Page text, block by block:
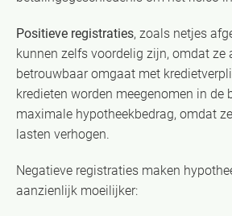
Positieve registraties, zoals netjes
kunnen zelfs voordelig zijn, omdat ze
betrouwbaar omgaat met
kredieten worden meegenomen in de
maximale hypotheekbedrag, omdat
lasten verhogen.
Negatieve registraties maken
aanzienlijk moeilijker: